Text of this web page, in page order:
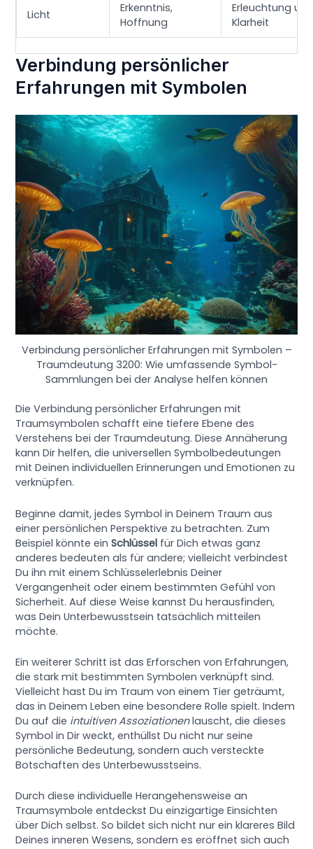
Licht
Erkenntnis,
Hoffnung
Erleuchtung
Klarheit
Verbindung persönlicher
Erfahrungen mit Symbolen
Verbindung persönlicher Erfahrungen mit Symbolen –
Traumdeutung 3200: Wie umfassende Symbol-
Sammlungen bei der Analyse helfen können
Die Verbindung persönlicher Erfahrungen mit
Traumsymbolen schafft eine tiefere Ebene des
Verstehens bei der Traumdeutung. Diese Annäherung
kann Dir helfen, die universellen Symbolbedeutungen
mit Deinen individuellen Erinnerungen und Emotionen zu
verknüpfen.
Beginne damit, jedes Symbol in Deinem Traum aus
einer persönlichen Perspektive zu betrachten. Zum
Beispiel könnte einSchlüssel für Dich etwas ganz
anderes bedeuten als für andere; vielleicht verbindest
Du ihn mit einem Schlüsselerlebnis Deiner
Vergangenheit oder einem bestimmten Gefühl von
Sicherheit. Auf diese Weise kannst Du herausfinden,
was Dein Unterbewusstsein tatsächlich mitteilen
möchte.
Ein weiterer Schritt ist das Erforschen von Erfahrungen,
die stark mit bestimmten Symbolen verknüpft sind.
Vielleicht hast Du im Traum von einem Tier geträumt,
das in Deinem Leben eine besondere Rolle spielt. Indem
Du auf die intuitiven Assoziationenlauscht, die dieses
Symbol in Dir weckt, enthüllst Du nicht nur seine
persönliche Bedeutung, sondern auch versteckte
Botschaften des Unterbewusstseins.
Durch diese individuelle Herangehensweise an
Traumsymbole entdeckst Du einzigartige Einsichten
über Dich selbst. So bildet sich nicht nur ein klareres Bild
Deines inneren Wesens, sondern es eröffnet sich auch